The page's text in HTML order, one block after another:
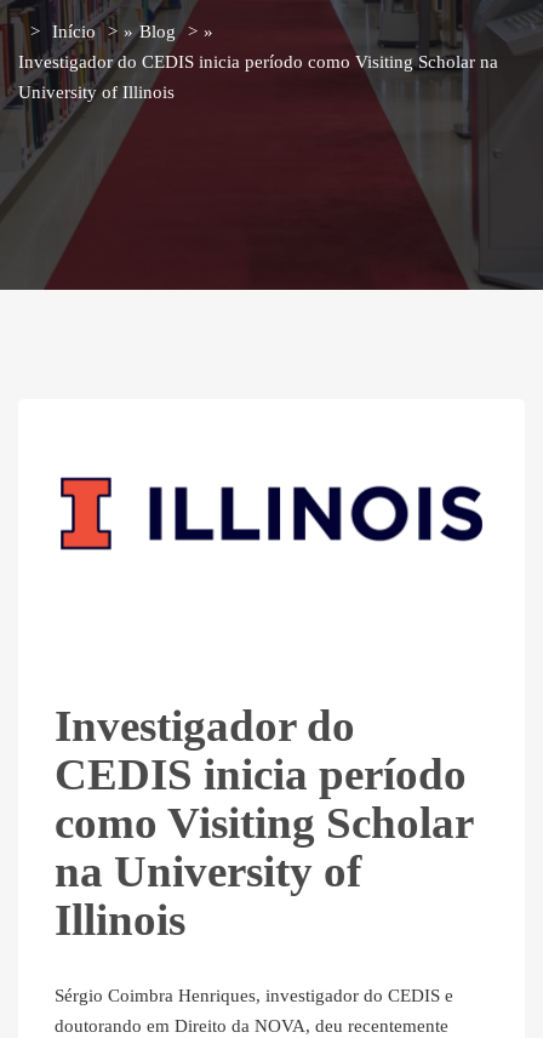
Início » Blog
»
Investigador do CEDIS inicia período como Visiting Scholar na
University of Illinois
Investigador do
CEDIS inicia período
como Visiting Scholar
na University of
Illinois
Sérgio Coimbra Henriques, investigador do CEDIS e
doutorando em Direito da NOVA, deu recentemente